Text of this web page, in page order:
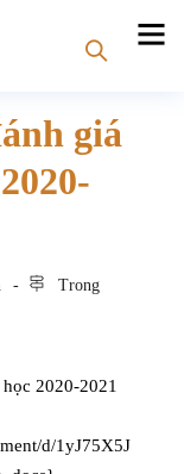
giá
Trong
2020-2021
d/1yJ75X5J